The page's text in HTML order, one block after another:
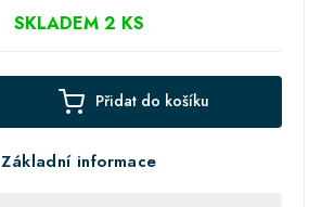
SKLADEM 2 KS
Přidat do košíku
Základní informace